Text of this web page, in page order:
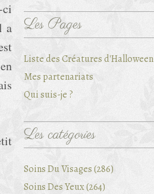
ci
a
Les Pages
Liste des Créatures d'Halloween
Mes partenariats
Qui suis-je ?
Les catégories
Soins Du Visages (286)
Soins Des Yeux (264)